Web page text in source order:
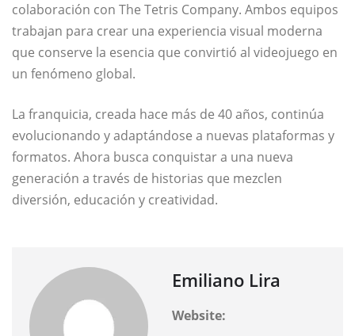
colaboración con The Tetris Company. Ambos equipos
trabajan para crear una experiencia visual moderna
que conserve la esencia que convirtió al videojuego en
un fenómeno global.
La franquicia, creada hace más de 40 años, continúa
evolucionando y adaptándose a nuevas plataformas y
formatos. Ahora busca conquistar a una nueva
generación a través de historias que mezclen
diversión, educación y creatividad.
Emiliano Lira
Website: